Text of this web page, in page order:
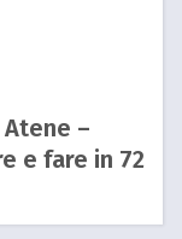
–
e fare in 72